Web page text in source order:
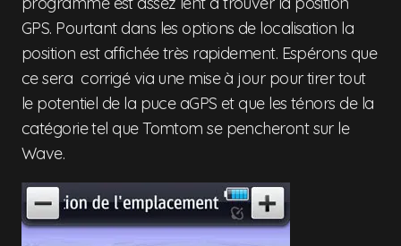
GPS. Pourtant dans les options de localisation la
position est affichée très rapidement. Espérons que
ce sera corrigé via une mise à jour pour tirer tout
le potentiel de la puce aGPS et que les ténors de la
catégorie tel que Tomtom se pencheront sur le
Wave.